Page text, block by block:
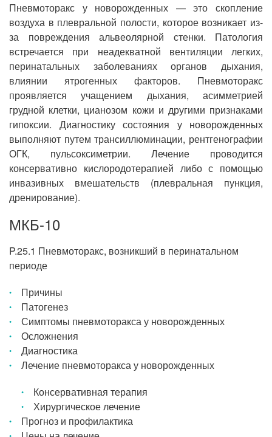
Пневмоторакс у новорожденных — это скопление
воздуха в плевральной полости, которое возникает из-
за повреждения альвеолярной стенки. Патология
встречается при неадекватной вентиляции легких,
перинатальных заболеваниях органов дыхания,
влиянии ятрогенных факторов. Пневмоторакс
проявляется учащением дыхания, асимметрией
грудной клетки, цианозом кожи и другими признаками
гипоксии. Диагностику состояния у новорожденных
выполняют путем трансиллюминации, рентгенографии
ОГК, пульсоксиметрии. Лечение проводится
консервативно кислородотерапией либо с помощью
инвазивных вмешательств (плевральная пункция,
дренирование).
МКБ-10
P.25.1 Пневмоторакс, возникший в перинатальном
периоде
Причины
Патогенез
Симптомы пневмоторакса у новорожденных
Осложнения
Диагностика
Лечение пневмоторакса у новорожденных
Консервативная терапия
Хирургическое лечение
Прогноз и профилактика